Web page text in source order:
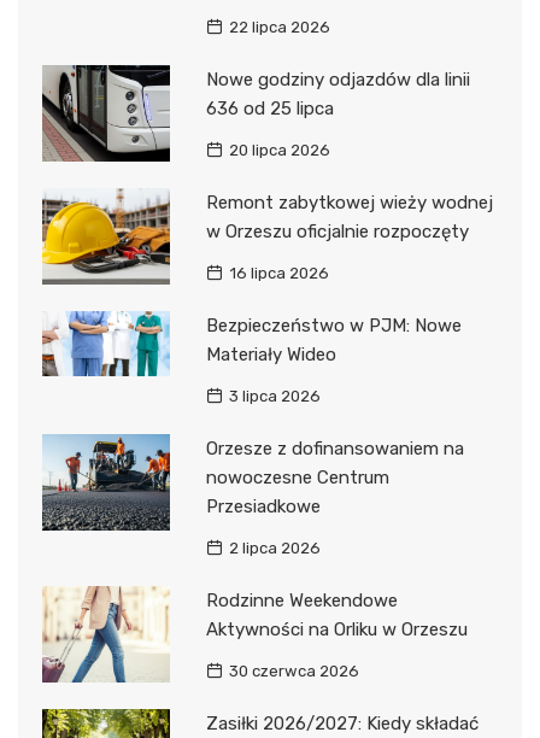
22 lipca 2026
Nowe godziny odjazdów dla linii
636 od 25 lipca
20 lipca 2026
Remont zabytkowej wieży wodnej
w Orzeszu oficjalnie rozpoczęty
16 lipca 2026
Bezpieczeństwo w PJM: Nowe
Materiały Wideo
3 lipca 2026
Orzesze z dofinansowaniem na
nowoczesne Centrum
Przesiadkowe
2 lipca 2026
Rodzinne Weekendowe
Aktywności na Orliku w Orzeszu
30 czerwca 2026
Zasiłki 2026/2027: Kiedy składać